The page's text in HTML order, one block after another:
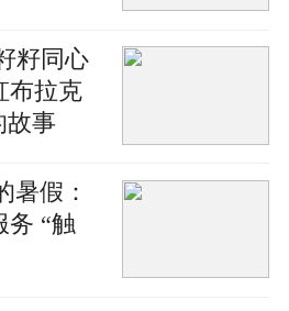
籽同心
布拉克
故事
暑假：
务 “触